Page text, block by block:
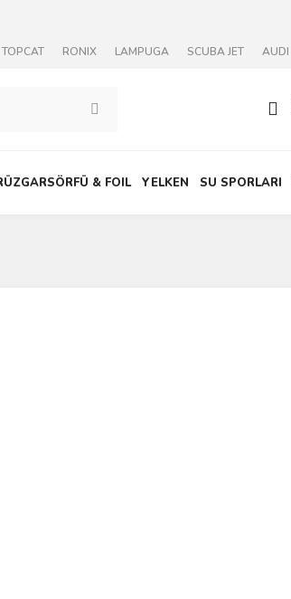
TOPCAT RONIX LAMPUGA SCUBA JET AUDI
& FOIL YELKEN SU SPORLARI